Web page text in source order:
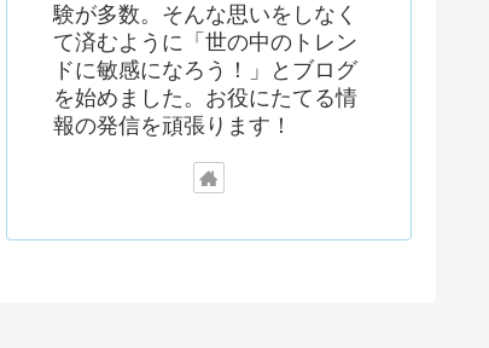
験が多数。そんな思いをしなく
て済むように「世の中のトレン
ドに敏感になろう！」とブログ
を始めました。お役にたてる情
報の発信を頑張ります！